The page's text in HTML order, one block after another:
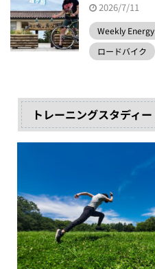
2026/7/11
Weekly Energy
ロードバイク
トレーニングスタディー